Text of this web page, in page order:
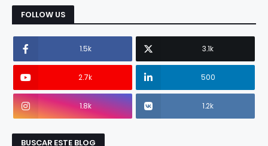
FOLLOW US
1.5k 3.1k
2.7k 500
1.8k 1.2k
BUSCAR ESTE BLOG